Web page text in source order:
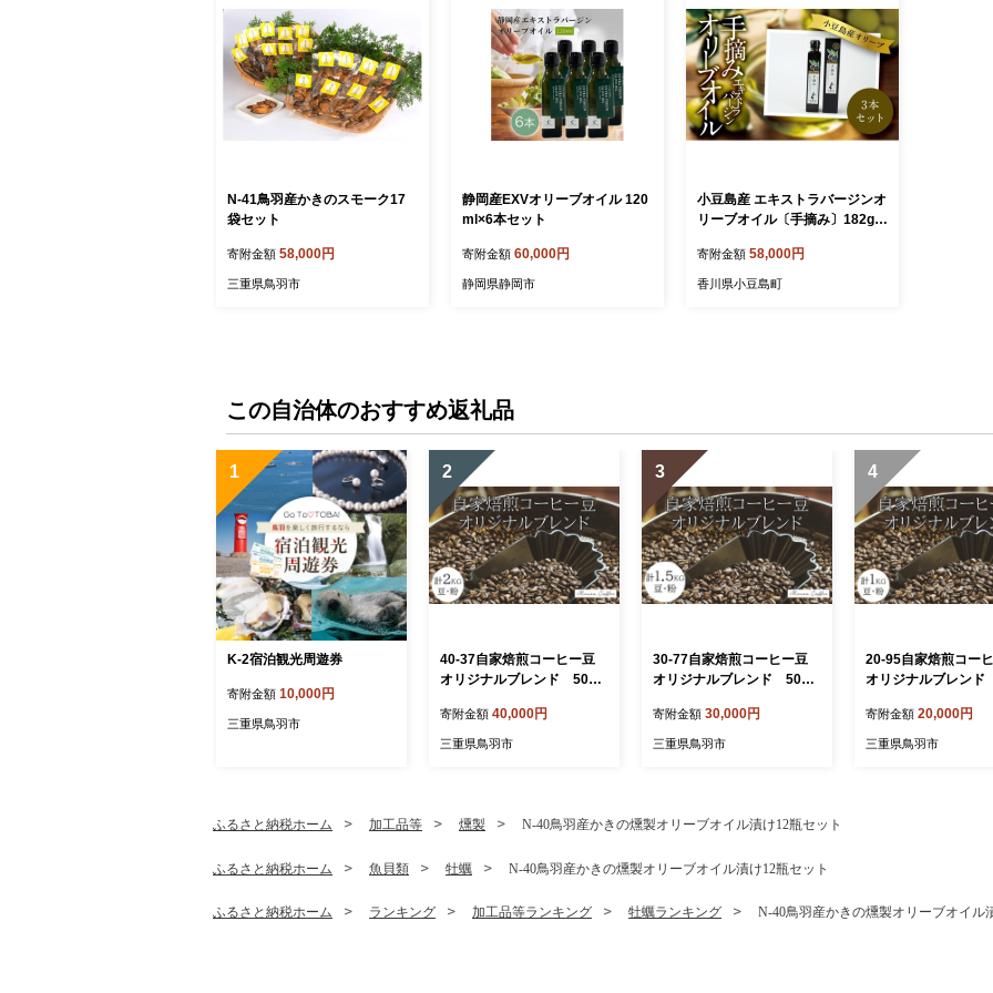
N-41鳥羽産かきのスモーク17
袋セット
寄附金額 58,000円
三重県鳥羽市
静岡産EXVオリーブオイル 120
ml×6本セット
寄附金額 60,000円
静岡県静岡市
小豆島産 エキストラバージンオ
リーブオイル〔手摘み〕182g×
寄附金額 58,000円
香川県小豆島町
この自治体のおすすめ返礼品
1
K-2宿泊観光周遊券
寄附金額 10,000円
三重県鳥羽市
2
40-37自家焙煎コーヒー豆
オリジナルブレンド 500g
寄附金額 40,000円
三重県鳥羽市
3
30-77自家焙煎コーヒー豆
オリジナルブレンド 500g
寄附金額 30,000円
三重県鳥羽市
4
20-95自家焙煎コ
オリジナルブレン
寄附金額 20,000円
三重県鳥羽市
ふるさと納税ホーム 加工品等 燻製 N-40鳥羽産かきの燻製オリーブオイル漬け12瓶セット
ふるさと納税ホーム 魚貝類 牡蠣 N-40鳥羽産かきの燻製オリーブオイル漬け12瓶セット
ふるさと納税ホーム ランキング 加工品等ランキング 牡蠣ランキング N-40鳥羽産かきの燻製オリーブオイル